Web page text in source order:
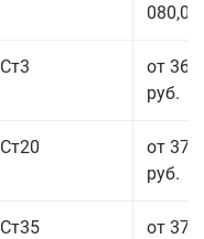
080,00
Ст3
от 36
руб.
Ст20
от 37
руб.
Ст35
от 37